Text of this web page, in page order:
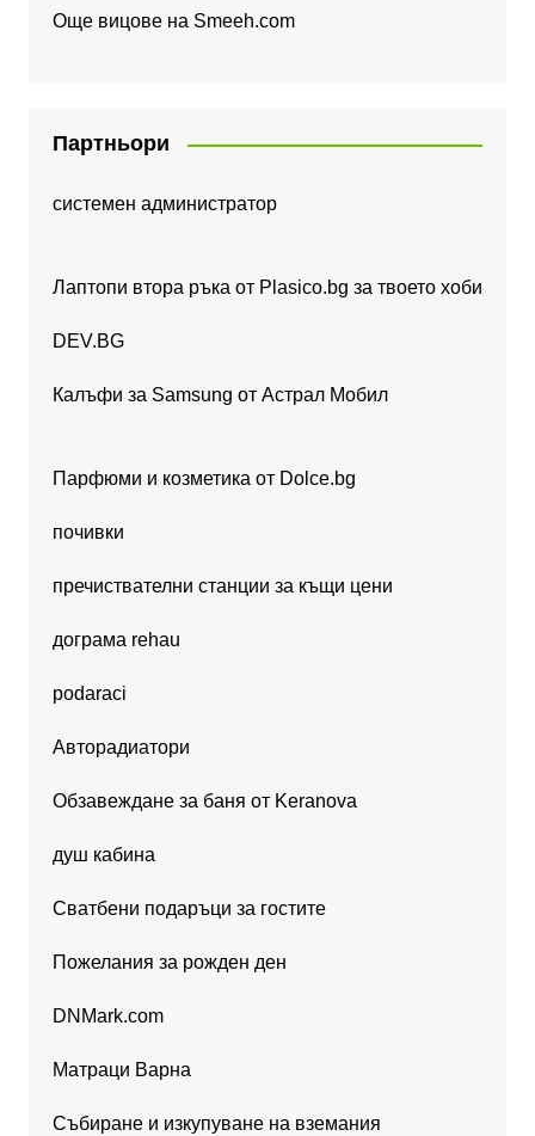
Още вицове на Smeeh.com
Партньори
системен администратор
Лаптопи втора ръка от Plasico.bg за твоето хоби
DEV.BG
Калъфи за Samsung от Астрал Мобил
Парфюми и козметика от Dolce.bg
почивки
пречиствателни станции за къщи цени
дограма rehau
podaraci
Авторадиатори
Обзавеждане за баня от Keranova
душ кабина
Сватбени подаръци за гостите
Пожелания за рожден ден
DNMark.com
Матраци Варна
Събиране и изкупуване на вземания